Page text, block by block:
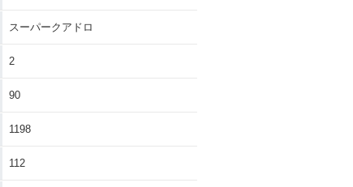
スーパークアドロ
2
90
1198
112